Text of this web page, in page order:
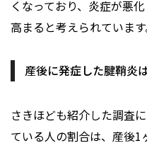
くなっており、炎症が悪
高まると考えられています
産後に発症した腱鞘炎
さきほども紹介した調査
ている人の割合は、産後1